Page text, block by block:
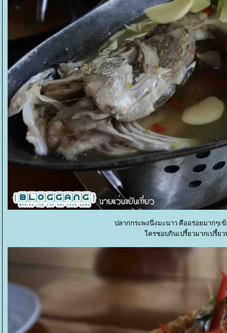
ปลากกระพงนึ่งมะนาว คืออร่อยมากๆ
ครชอบกินเปรี้ยวมากเปรี้ย